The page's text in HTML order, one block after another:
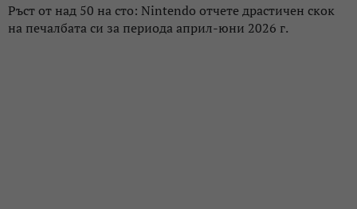
Ръст от над 50 на сто: Nintendo отчете драстичен скок
на печалбата си за периода април-юни 2026 г.